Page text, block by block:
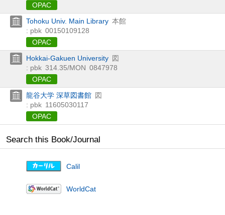
OPAC
Tohoku Univ. Main Library 本館
: pbk 00150109128
OPAC
Hokkai-Gakuen University 図
: pbk 314.35/MON 0847978
OPAC
龍谷大学 深草図書館 図
: pbk 11605030117
OPAC
Search this Book/Journal
Calil
WorldCat